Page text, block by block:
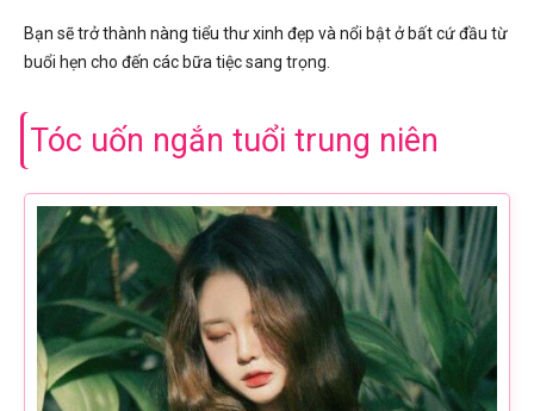
Bạn sẽ trở thành nàng tiểu thư xinh đẹp và nổi bật ở bất cứ đầu từ
buổi hẹn cho đến các bữa tiệc sang trọng.
Tóc uốn ngắn tuổi trung niên